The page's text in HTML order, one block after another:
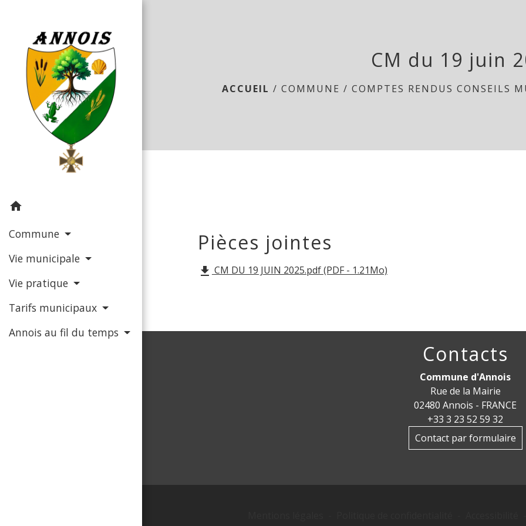
home
Commune
Vie municipale
Vie pratique
Tarifs municipaux
Annois au fil du temps
CM du 19 juin
ACCUEIL /COMMUNE /COMPTES RENDUS CONSEILS
Pièces jointes
file_download CM DU 19 JUIN 2025.pdf (PDF - 1.21Mo)
Contacts
Commune d'Annois
Rue de la Mairie
02480 Annois - FRANCE
+33 3 23 52 59 32
Contact par formulaire